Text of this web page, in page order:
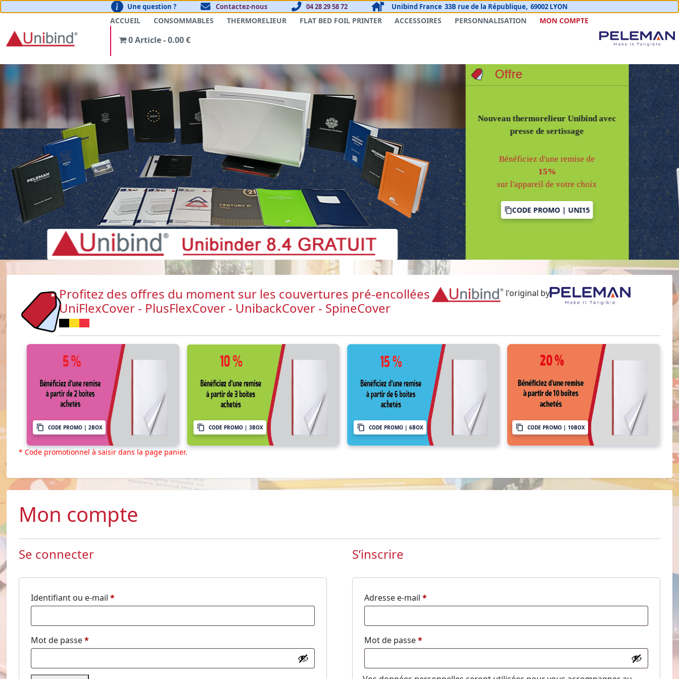
Une question ? Contactez-nous 04 28 29 58 72 Unibind France 33B rue de la République, 69002 LYON
ACCUEIL CONSOMMABLES THERMORELIEUR FLAT BED FOIL PRINTER ACCESSOIRES PERSONNALISATION MON COMPTE
0 Article 0.00 €
Nouveau thermorelieur Unibind avec
presse de sertissage
Bénéficiez d'une remise de
15%
sur l'appareil de votre choix
CODE PROMO | UNI15
Profitez des offres du moment sur les couvertures pré-encollées
UniFlexCover - PlusFlexCover - UnibackCover - SpineCover
l'original by
CODE PROMO | 2BOX CODE PROMO | 3BOX CODE PROMO | 6BOX CODE PROMO | 10BOX
* Code promotionnel à saisir dans la page panier.
Mon compte
Se connecter
Identifiant ou e-mail*Obligatoire
Mot de passe*Obligatoire
S’inscrire
Adresse e-mail*Obligatoire
Mot de passe*Obligatoire